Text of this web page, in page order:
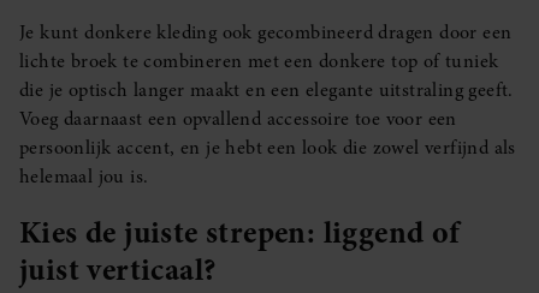
Je kunt donkere kleding ook gecombineerd dragen door een
lichte broek te combineren met een donkere top of tuniek
die je optisch langer maakt en een elegante uitstraling geeft.
Voeg daarnaast een opvallend accessoire toe voor een
persoonlijk accent, en je hebt een look die zowel verfijnd als
helemaal jou is.
Kies de juiste strepen: liggend of
juist verticaal?